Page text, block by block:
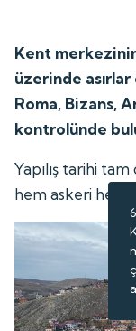
Kent
üzerinde
Roma, Bizans,
kontrolünde
Yapılış tarihi
hem askeri hem